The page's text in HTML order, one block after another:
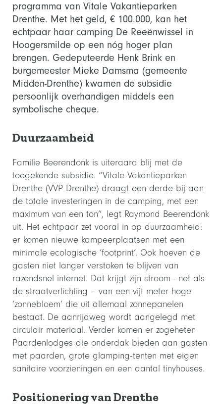
programma van Vitale Vakantieparken
Drenthe. Met het geld, € 100.000, kan het
echtpaar haar camping De Reeënwissel in
Hoogersmilde op een nóg hoger plan
brengen. Gedeputeerde Henk Brink en
burgemeester Mieke Damsma (gemeente
Midden-Drenthe) kwamen de subsidie
persoonlijk overhandigen middels een
symbolische cheque.
Duurzaamheid
Familie Beerendonk is uiteraard blij met de
toegekende subsidie. “Vitale Vakantieparken
Drenthe (VVP Drenthe) draagt een derde bij aan
de totale investeringen in de camping, met een
maximum van een ton”, legt Raymond Beerendonk
uit. Het echtpaar zet vooral in op duurzaamheid:
er komen nieuwe kampeerplaatsen met een
minimale ecologische ‘footprint’. Ook hoeven de
gasten niet langer verstoken te blijven van
razendsnel internet. Dat krijgt zijn stroom - net als
de straatverlichting – van een vijf meter hoge
‘zonnebloem’ die uit allemaal zonnepanelen
bestaat. De aanrijdweg wordt aangelegd met
circulair materiaal. Verder komen er zogeheten
Paardenlodges die onderdak bieden aan gasten
met paarden, grote glamping-tenten met eigen
sanitaire voorzieningen en een aantal tinyhouses.
Positionering van Drenthe